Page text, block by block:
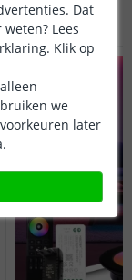
VOORDEELSET
Dat
weten? Lees
Klik op
we
later